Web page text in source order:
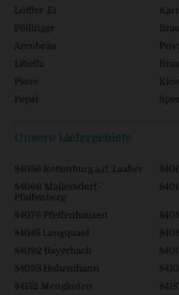
Löffler-Ei
Pöllinger
Arcobräu
Libella
Plose
Pepsi
Unsere Liefergebiete
84056 Rottenburg a.d. Laaber
84066 Mallersdorf-
Pfaffenberg
84076 Pfeffenhausen
84085 Langquaid
84092 Bayerbach
84098 Hohenthann
84152 Mengkofen